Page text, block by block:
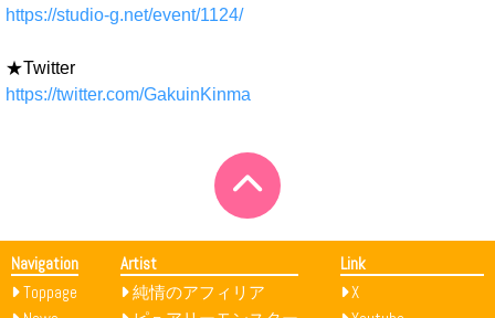
https://studio-g.net/event/1124/
★Twitter
https://twitter.com/GakuinKinma
Navigation
Toppage
Artist
純情のアフィリア
Link
X